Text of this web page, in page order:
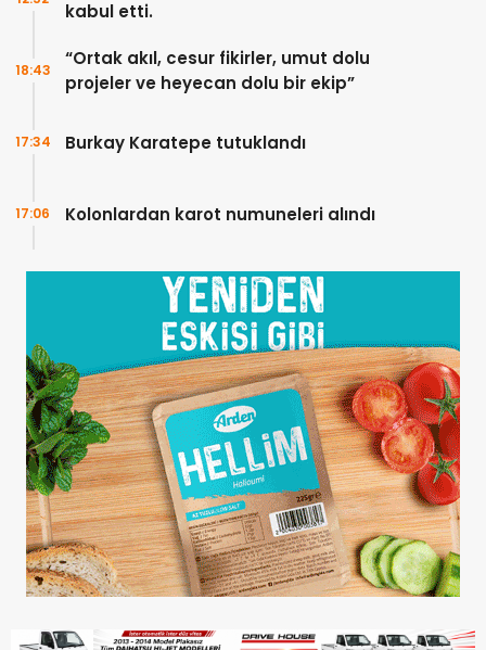
kabul etti.
“Ortak akıl, cesur fikirler, umut dolu
projeler ve heyecan dolu bir ekip”
18:43
Burkay Karatepe tutuklandı
17:34
Kolonlardan karot numuneleri alındı
17:06